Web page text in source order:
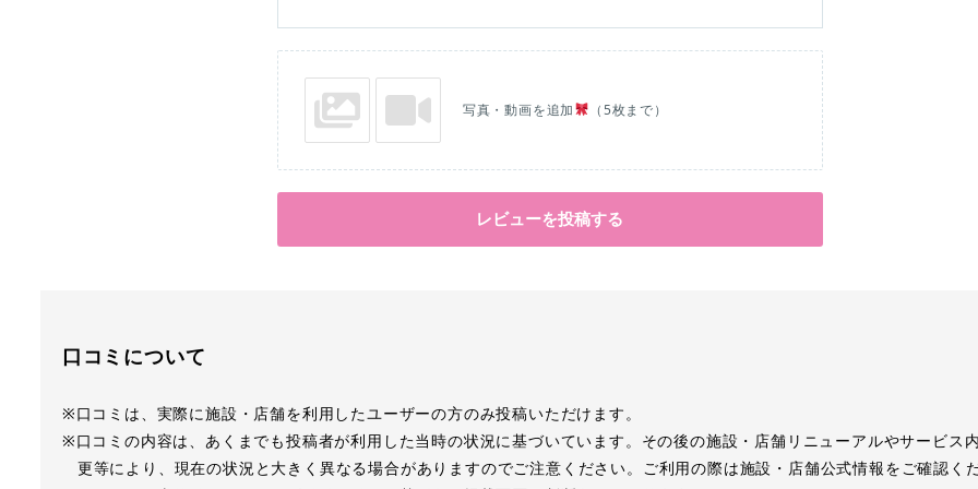
写真・動画を追加 （5枚まで）
レビューを投稿する
口コミについて
※口コミは、実際に施設・店舗を利用したユーザーの方のみ投稿いただけます。
※口コミの内容は、あくまでも投稿者が利用した当時の状況に基づいています。その後の施設・店舗リニューアルやサービス
更等により、現在の状況と大きく異なる場合がありますのでご注意ください。ご利用の際は施設・店舗公式情報をご確認くだ